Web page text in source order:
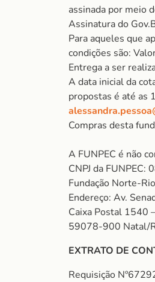
assinada por meio
Assinatura do
Para aqueles que
condições são:
Entrega a ser
A data inicial da
propostas é até as
Compras desta
A FUNPEC é não
CNPJ da
Fundação Norte-
Endereço: Av.
Caixa Postal 1540
59078-900 Natal/
EXTRATO DE
Requisição